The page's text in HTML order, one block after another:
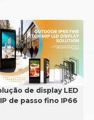
de display LED
de passo fino IP66